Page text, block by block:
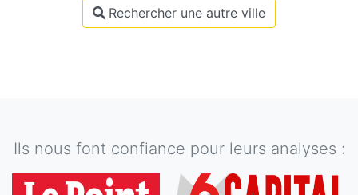
Rechercher une autre ville
Ils nous font confiance pour leurs analyses :